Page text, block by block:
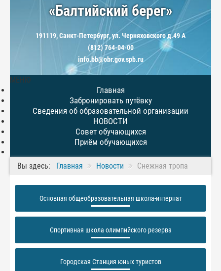
«Балтийский берег»
191119, Санкт-Петербург, ул. Черняховского д.49 А
(812) 764-04-00
info.bb@obr.gov.spb.ru
МЕНЮ
Главная
Забронировать путёвку
Сведения об образовательной организации
НОВОСТИ
Совет обучающихся
Приём обучающихся
Вы здесь: Главная Новости Снежная тропа
Основная общеобразовательная школа-интернат
Спортивная школа олимпийского резерва
Городская Станция юных туристов